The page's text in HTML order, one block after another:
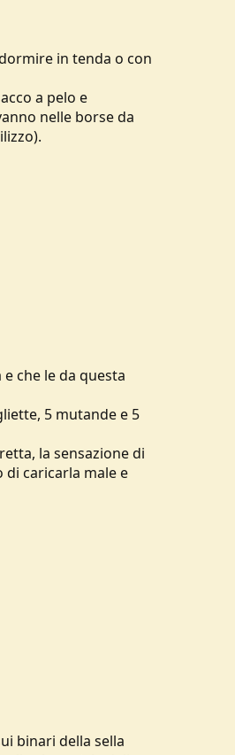
in tenda o con
a pelo e
nelle borse da
che le da questa
5 mutande e 5
la sensazione di
di caricarla male e
binari della sella